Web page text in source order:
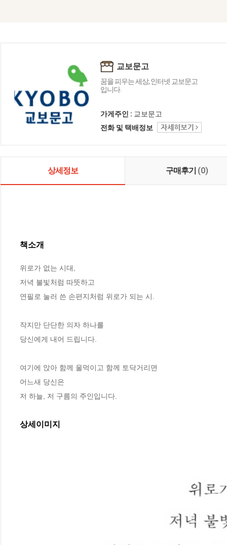
교보문고
꿈을 피우는 세상, 인터넷 교보문고
입니다.
가게주인 : 교보문고
전화 및 택배정보
상세정보 구매후기 (0)
책소개
위로가 없는 시대,
저녁 불빛처럼 따뜻하고
연필로 눌러 쓴 손편지처럼 위로가 되는 시.
작지만 단단한 의자 하나를
당신에게 내어 드립니다.
여기에 앉아 함께 울먹이고 함께 토닥거리면
어느새 당신은
저 하늘, 저 구름의 주인입니다.
상세이미지